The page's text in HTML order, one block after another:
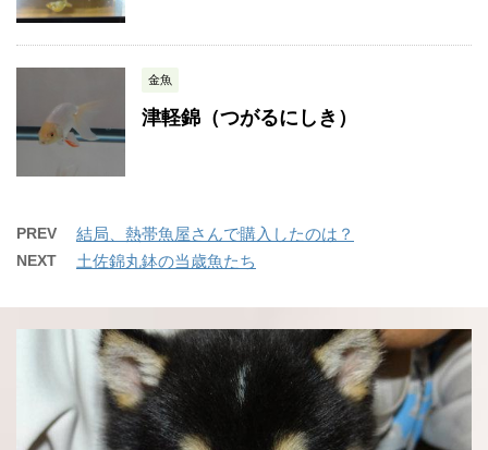
金魚
津軽錦（つがるにしき）
PREV 結局、熱帯魚屋さんで購入したのは？
NEXT 土佐錦丸鉢の当歳魚たち